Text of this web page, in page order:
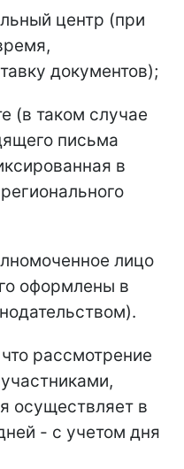
центр (при
документов);
(в таком случае
письма
в
лицо
оформлены в
рассмотрение
осуществляет в
- с учетом дня